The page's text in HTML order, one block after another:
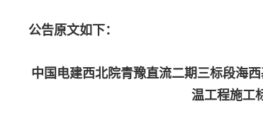
公告原文如下：
中国电建西北院青豫直流二期三标段海
温工程施工